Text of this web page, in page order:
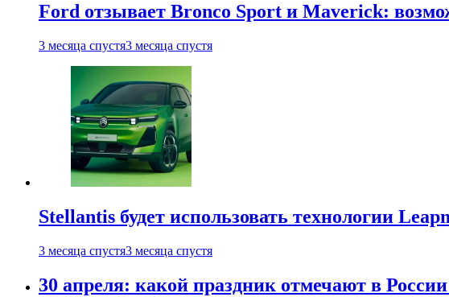
Ford отзывает Bronco Sport и Maverick:
3 месяца спустя3 месяца спустя
Stellantis будет использовать технологии
3 месяца спустя3 месяца спустя
30 апреля: какой праздник отмечают в